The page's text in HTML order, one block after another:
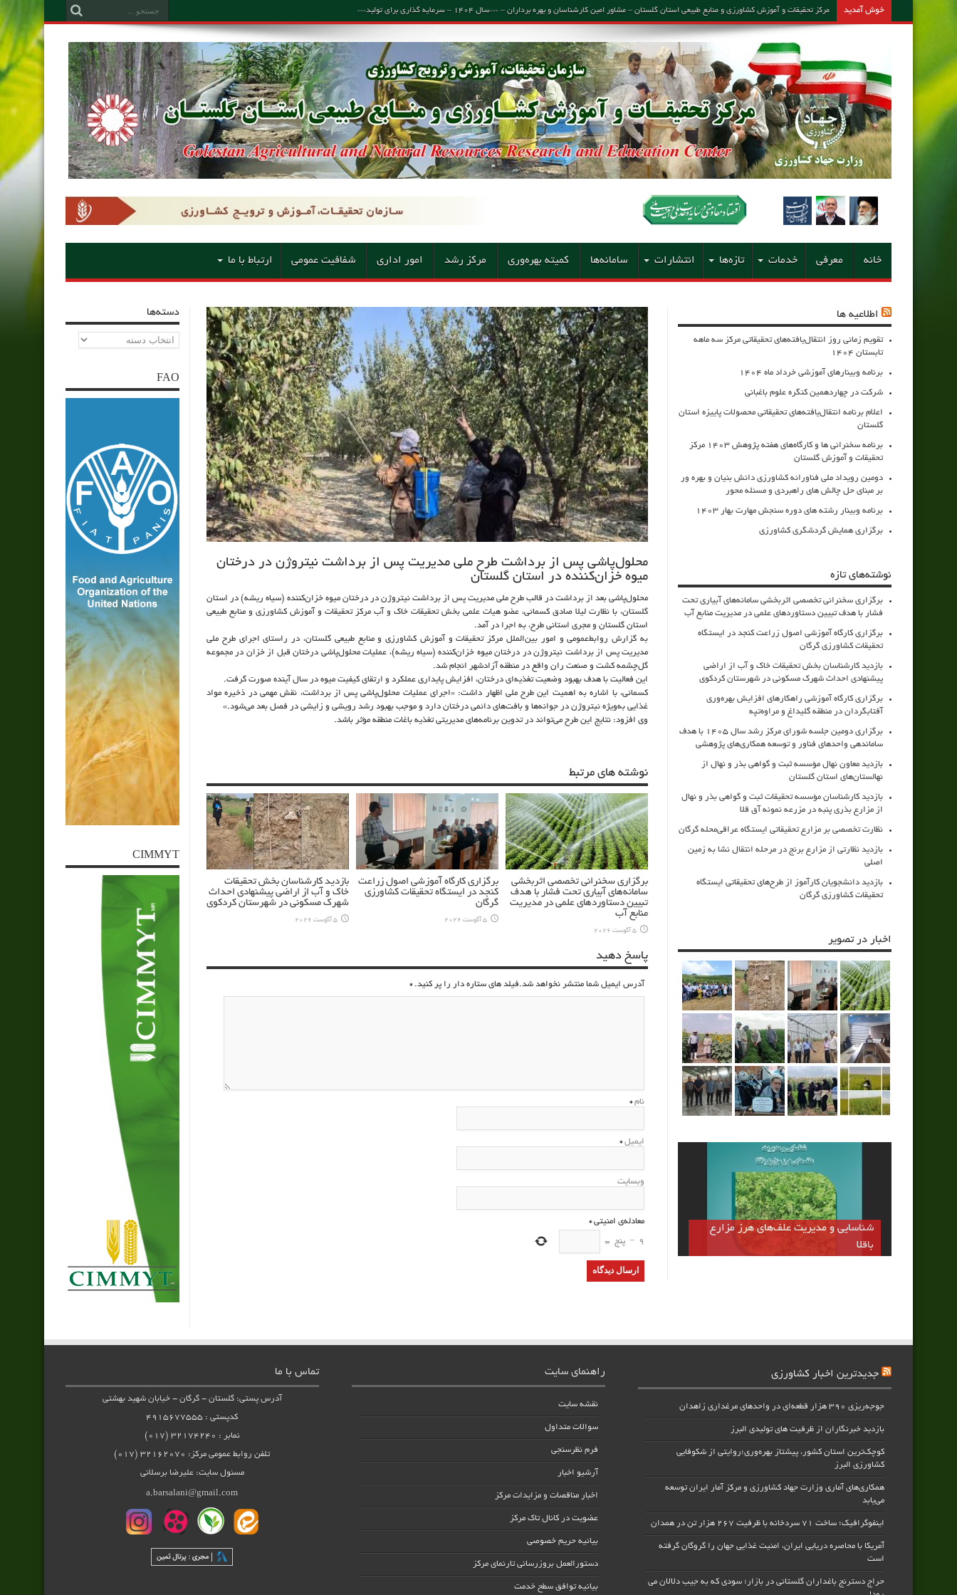
خوش آمدید مرکز تحقیقات و آموزش کشاورزی و منابع طبیعی استان گلستان – مشاور امین کارشناسان و بهره برداران – ***سال ۱۴۰۴ – سرمایه گذاری برای تولید***
خانه معرفی خدمات تازه‌ها انتشارات سامانه‌ها کمیته بهره‌وری مرکز رشد امور اداری شفافیت عمومی ارتباط با ما
محلول‌پاشی پس از برداشت طرح ملی مدیریت پس از برداشت نیتروژن در درختان
میوه خزان‌کننده در استان گلستان
محلول‌پاشی بعد از برداشت در قالب طرح ملی مدیریت پس از برداشت نیتروژن در درختان میوه خزان‌کننده (سیاه ریشه) در استان
گلستان، با نظارت لیلا صادق کسمائی، عضو هیات علمی بخش تحقیقات خاک و آب مرکز تحقیقات و آموزش کشاورزی و منابع طبیعی
استان گلستان و مجری استانی طرح، به اجرا در آمد.
به گزارش روابط‌عمومی و امور بین‌الملل مرکز تحقیقات و آموزش کشاورزی و منابع طبیعی گلستان، در راستای اجرای طرح ملی
مدیریت پس از برداشت نیتروژن در درختان میوه خزان‌کننده (سیاه ریشه)، عملیات محلول‌پاشی درختان قبل از خزان در مجموعه
گل‌چشمه کشت و صنعت ران واقع در منطقه آزادشهر انجام شد.
این فعالیت با هدف بهبود وضعیت تغذیه‌ای درختان، افزایش پایداری عملکرد و ارتقای کیفیت میوه در سال آینده صورت گرفت.
کسمائی، با اشاره به اهمیت این طرح ملی اظهار داشت: «اجرای عملیات محلول‌پاشی پس از برداشت، نقش مهمی در ذخیره مواد
غذایی به‌ویژه نیتروژن در جوانه‌ها و بافت‌های دائمی درختان دارد و موجب بهبود رشد رویشی و زایشی در فصل بعد می‌شود.»
وی افزود: نتایج این طرح می‌تواند در تدوین برنامه‌های مدیریتی تغذیه باغات منطقه مؤثر باشد.
نوشته های مرتبط
برگزاری سخنرانی تخصصی اثربخشی
سامانه‌های آبیاری تحت فشار با هدف
تبیین دستاوردهای علمی در مدیریت
منابع آب
5 آگوست 2026
برگزاری کارگاه آموزشی اصول زراعت
کنجد در ایستگاه تحقیقات کشاورزی
گرگان
5 آگوست 2026
بازدید کارشناسان بخش تحقیقات
خاک و آب از اراضی پیشنهادی احداث
شهرک مسکونی در شهرستان کردکوی
5 آگوست 2026
پاسخ دهید
آدرس ایمیل شما منتشر نخواهد شد.فیلد های ستاره دار را پر کنید.*
نام *
ایمیل *
وبسایت
معادله‌ی امنیتی*
9
− پنج =
دسته‌ها
دسته‌ها
FAO
CIMMYT
اطلاعیه ها
تقویم زمانی روز انتقال‌یافته‌های تحقیقاتی مرکز سه ماهه
تابستان 1404
برنامه وبینارهای آموزشی خرداد ماه 1404
شرکت در چهاردهمین کنگره علوم باغبانی
اعلام برنامه انتقال‌یافته‌های تحقیقاتی محصولات پاییزه استان
گلستان
برنامه سخنرانی ها و کارگاه‌های هفته پژوهش 1403 مرکز
تحقیقات و آموزش گلستان
دومین رویداد ملی فناورانه کشاورزی دانش بنیان و بهره ور
بر مبنای حل چالش های راهبردی و مسئله محور
برنامه وبینار رشته های دوره سنجش مهارت بهار 1403
برگزاری همایش گردشگری کشاورزی
نوشته‌های تازه
برگزاری سخنرانی تخصصی اثربخشی سامانه‌های آبیاری تحت
فشار با هدف تبیین دستاوردهای علمی در مدیریت منابع آب
برگزاری کارگاه آموزشی اصول زراعت کنجد در ایستگاه
تحقیقات کشاورزی گرگان
بازدید کارشناسان بخش تحقیقات خاک و آب از اراضی
پیشنهادی احداث شهرک مسکونی در شهرستان کردکوی
برگزاری کارگاه آموزشی راهکارهای افزایش بهره‌وری
آفتابگردان در منطقه گلیداغ و مراوه‌تپه
برگزاری دومین جلسه شورای مرکز رشد سال ۱۴۰۵ با هدف
ساماندهی واحدهای فناور و توسعه همکاری‌های پژوهشی
بازدید معاون نهال مؤسسه ثبت و گواهی بذر و نهال از
نهالستان‌های استان گلستان
بازدید کارشناسان مؤسسه تحقیقات ثبت و گواهی بذر و نهال
از مزارع بذری پنبه در مزرعه نمونه آق قلا
نظارت تخصصی بر مزارع تحقیقاتی ایستگاه عراقی‌محله گرگان
بازدید نظارتی از مزارع برنج در مرحله انتقال نشا به زمین
اصلی
بازدید دانشجویان کارآموز از طرح‌های تحقیقاتی ایستگاه
تحقیقات کشاورزی گرگان
اخبار در تصویر
شناسایی و مدیریت علف‌های هرز مزارع
باقلا
جدیدترین اخبار کشاورزی
جوجه‌ریزی ۳۹۰ هزار قطعه‌ای در واحدهای مرغداری زاهدان
بازدید خبرنگاران از ظرفیت های تولیدی البرز
کوچک‌ترین استان کشور، پیشتاز بهره‌وری؛روایتی از شکوفایی
کشاورزی البرز
همکاری‌های آماری وزارت جهاد کشاورزی و مرکز آمار ایران توسعه
می‌یابد
اینفوگرافیک؛ ساخت ۷۱ سردخانه با ظرفیت ۲۶۷ هزار تن در همدان
آمریکا با محاصره دریایی ایران، امنیت غذایی جهان را گروگان گرفته
است
حراج دسترنج باغداران گلستانی در بازار؛ سودی که به جیب دلالان می
راهنمای سایت
نقشه سایت
سوالات متداول
فرم نظرسنجی
آرشیو اخبار
اخبار مناقصات و مزایدات مرکز
عضویت در کانال تاک مرکز
بیانیه حریم خصوصی
دستورالعمل بروزرسانی تارنمای مرکز
بیانیه توافق سطح خدمت
تماس با ما
آدرس پستی: گلستان - گرگان - خیابان شهید بهشتی
کدپستی : ۴۹۱۵۶۷۷۵۵۵
نمابر : ۳۲۱۷۴۲۴۰ (۰۱۷)
تلفن روابط عمومی مرکز: ۳۲۱۶۲۰۷۰ (۰۱۷)
مسئول سایت: علیرضا برسلانی
a.barsalani@gmail.com